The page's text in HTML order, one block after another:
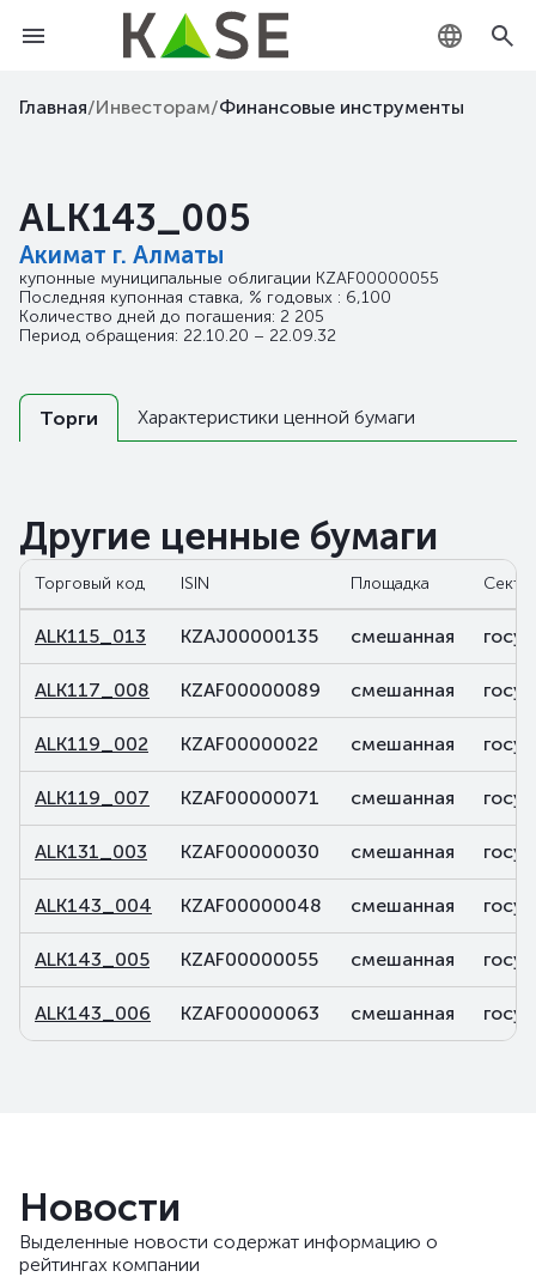
KZ
Главная/Инвесторам/Финансовые инструменты
ALK143_005
Акимат г. Алматы
купонные муниципальные облигации KZAF00000055
Последняя купонная ставка, % годовых : 6,100
Количество дней до погашения: 2 205
Период обращения: 22.10.20 – 22.09.32
Торги Характеристики ценной бумаги
Другие ценные бумаги
Торговый код ISIN Площадка
ALK115_013 KZAJ00000135 смешанная
ALK117_008 KZAF00000089 смешанная
ALK119_002 KZAF00000022 смешанная
ALK119_007 KZAF00000071 смешанная
ALK131_003 KZAF00000030 смешанная
ALK143_004 KZAF00000048 смешанная
ALK143_005 KZAF00000055 смешанная
ALK143_006 KZAF00000063 смешанная
Новости
Выделенные новости содержат информацию о
рейтингах компании